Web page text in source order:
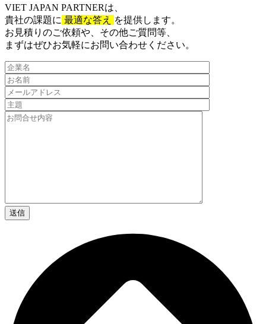
VIET JAPAN PARTNERは、
貴社の課題に 最適な答え
を提供します。
お見積りのご依頼や、その他ご質問等、​
まずはぜひお気軽にお問い合わせください。​